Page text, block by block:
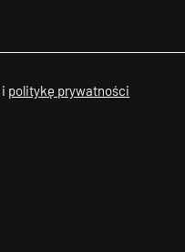
i politykę prywatności